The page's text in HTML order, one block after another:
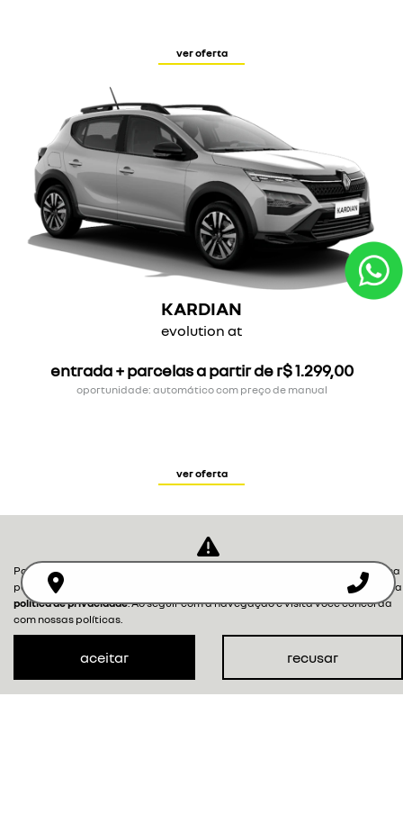
ver oferta
KARDIAN
evolution at
entrada + parcelas a partir de r$ 1.299,00
oportunidade: automático com preço de manual
ver oferta
Para otimizar sua experiência durante a navegação, fazemos uso de nossa
política de cookies e para proteger seus dados pessoais respeitamos nossa
política de privacidade. Ao seguir com a navegação e visita você concorda
com nossas políticas.
aceitar recusar